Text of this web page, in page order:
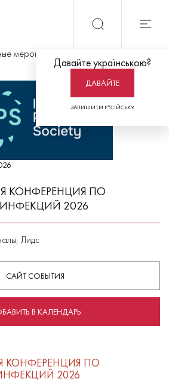
Давайте українською?
ДАВАЙТЕ
ЗАЛИШИТИ Р*СІЙСЬКУ
мероприятия
КОНФЕРЕНЦИЯ ПО
2026
Лидс
САЙТ СОБЫТИЯ
В КАЛЕНДАРЬ
КОНФЕРЕНЦИЯ ПО
2026